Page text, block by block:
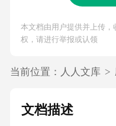
本文档由用户提供并上传
权，请进行举报或认领
当前位置： 人人文库 >
文档描述